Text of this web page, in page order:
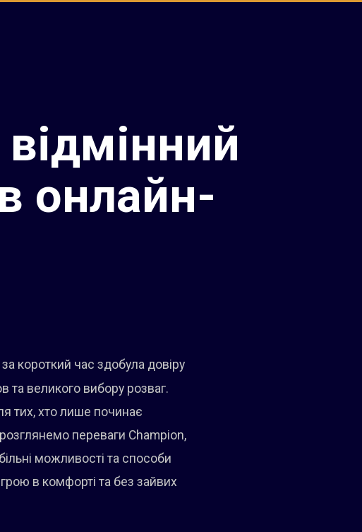
онлайн-
короткий час здобула довіру
та великого вибору розваг.
тих, хто лише починає
переваги Champion,
можливості та способи
в комфорті та без зайвих